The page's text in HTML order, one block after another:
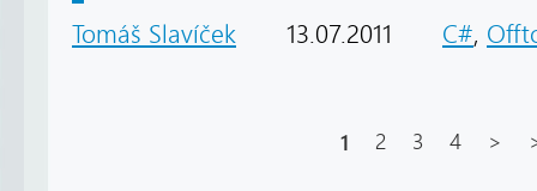
Tomáš Slavíček 13.07.2011 C#,
1 2 3 4 >